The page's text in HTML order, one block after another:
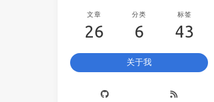
文章
26
分类
6
标签
43
关于我